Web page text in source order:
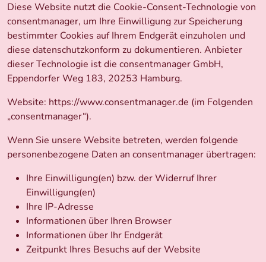
Diese Website nutzt die Cookie-Consent-Technologie von
consentmanager, um Ihre Einwilligung zur Speicherung
bestimmter Cookies auf Ihrem Endgerät einzuholen und
diese datenschutzkonform zu dokumentieren. Anbieter
dieser Technologie ist die consentmanager GmbH,
Eppendorfer Weg 183, 20253 Hamburg.
Website: https://www.consentmanager.de (im Folgenden
„consentmanager“).
Wenn Sie unsere Website betreten, werden folgende
personenbezogene Daten an consentmanager übertragen:
Ihre Einwilligung(en) bzw. der Widerruf Ihrer
Einwilligung(en)
Ihre IP-Adresse
Informationen über Ihren Browser
Informationen über Ihr Endgerät
Zeitpunkt Ihres Besuchs auf der Website